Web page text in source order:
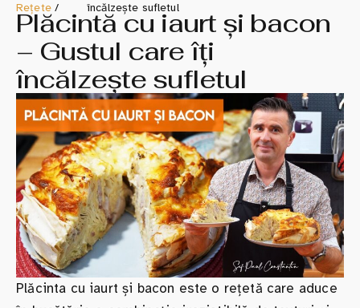
Rețete/
încălzește sufletul
Plăcintă cu iaurt și bacon
– Gustul care îți
încălzește sufletul
Plăcinta cu iaurt și bacon este o rețetă care aduce